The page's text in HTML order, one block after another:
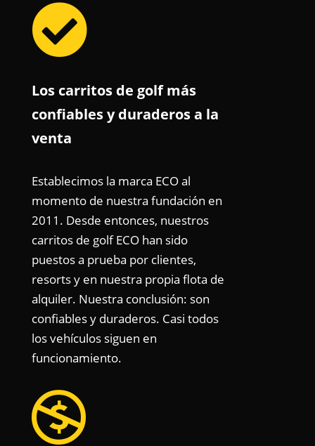

Los carritos de golf más
confiables y duraderos a la
venta
Establecimos la marca ECO al
momento de nuestra fundación en
2011. Desde entonces, nuestros
carritos de golf ECO han sido
puestos a prueba por clientes,
resorts y en nuestra propia flota de
alquiler. Nuestra conclusión: son
confiables y duraderos. Casi todos
los vehículos siguen en
funcionamiento.
